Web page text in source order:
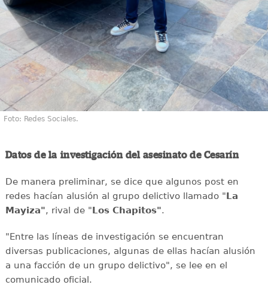
Foto: Redes Sociales.
Datos de la investigación del asesinato de Cesarín
De manera preliminar, se dice que algunos post en
redes hacían alusión al grupo delictivo llamado " La
Mayiza", rival de " Los Chapitos".
"Entre las líneas de investigación se encuentran
diversas publicaciones, algunas de ellas hacían alusión
a una facción de un grupo delictivo", se lee en el
comunicado oficial.